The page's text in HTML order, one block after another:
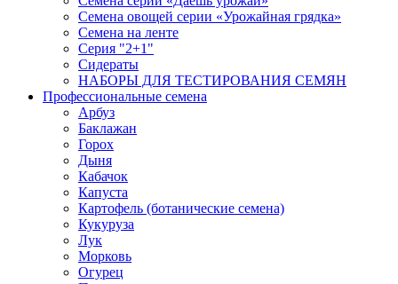
Семена овощей серии «Урожайная грядка»
Семена на ленте
Серия "2+1"
Сидераты
НАБОРЫ ДЛЯ ТЕСТИРОВАНИЯ СЕМЯН
Профессиональные семена
Арбуз
Баклажан
Горох
Дыня
Кабачок
Капуста
Картофель (ботанические семена)
Кукуруза
Лук
Морковь
Огурец